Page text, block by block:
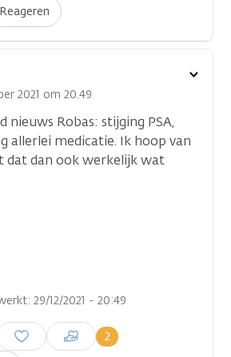
Reageren
2021 om 20.49
nieuws Robas: stijging PSA,
allerlei medicatie. Ik hoop van
dat dan ook werkelijk wat
29/12/2021 - 20:49
2
een reactie te
Toon